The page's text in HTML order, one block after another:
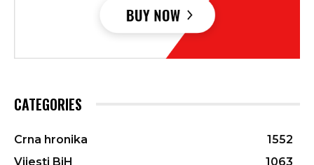
CATEGORIES
Crna hronika
1552
Vijesti BiH
1063